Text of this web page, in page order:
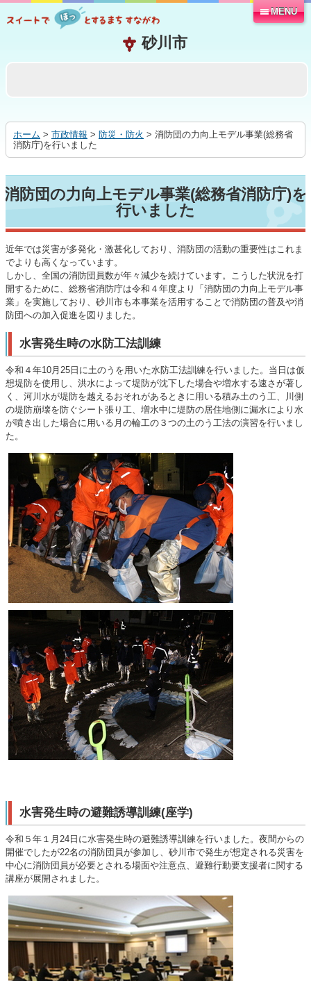
る
MENU
ホーム > 市政情報 > 防災・防火 > 消防団の力向上モデル事業(総務省
消防庁)を行いました
消防団の力向上モデル事業(総務省消防庁)を
行いました
近年では災害が多発化・激甚化しており、消防団の活動の重要性はこれま
でよりも高くなっています。
しかし、全国の消防団員数が年々減少を続けています。こうした状況を打
開するために、総務省消防庁は令和４年度より「消防団の力向上モデル事
業」を実施しており、砂川市も本事業を活用することで消防団の普及や消
防団への加入促進を図りました。
水害発生時の水防工法訓練
令和４年10月25日に土のうを用いた水防工法訓練を行いました。当日は仮
想堤防を使用し、洪水によって堤防が沈下した場合や増水する速さが著し
く、河川水が堤防を越えるおそれがあるときに用いる積み土のう工、川側
の堤防崩壊を防ぐシート張り工、増水中に堤防の居住地側に漏水により水
が噴き出した場合に用いる月の輪工の３つの土のう工法の演習を行いまし
た。
水害発生時の避難誘導訓練(座学)
令和５年１月24日に水害発生時の避難誘導訓練を行いました。夜間からの
開催でしたが22名の消防団員が参加し、砂川市で発生が想定される災害を
中心に消防団員が必要とされる場面や注意点、避難行動要支援者に関する
講座が展開されました。